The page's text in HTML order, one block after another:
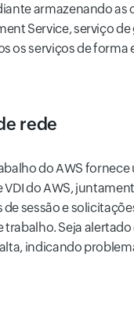
armazenando as
Service, serviço
os serviços de forma
rede
do AWS fornece
do AWS,
sessão e
trabalho. Seja
indicando